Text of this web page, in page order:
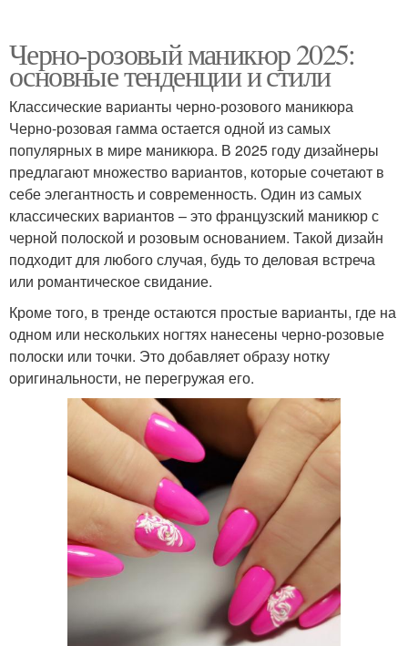
Черно-розовый маникюр 2025:
основные тенденции и стили
Классические варианты черно-розового маникюра
Черно-розовая гамма остается одной из самых
популярных в мире маникюра. В 2025 году дизайнеры
предлагают множество вариантов, которые сочетают в
себе элегантность и современность. Один из самых
классических вариантов – это французский маникюр с
черной полоской и розовым основанием. Такой дизайн
подходит для любого случая, будь то деловая встреча
или романтическое свидание.
Кроме того, в тренде остаются простые варианты, где на
одном или нескольких ногтях нанесены черно-розовые
полоски или точки. Это добавляет образу нотку
оригинальности, не перегружая его.